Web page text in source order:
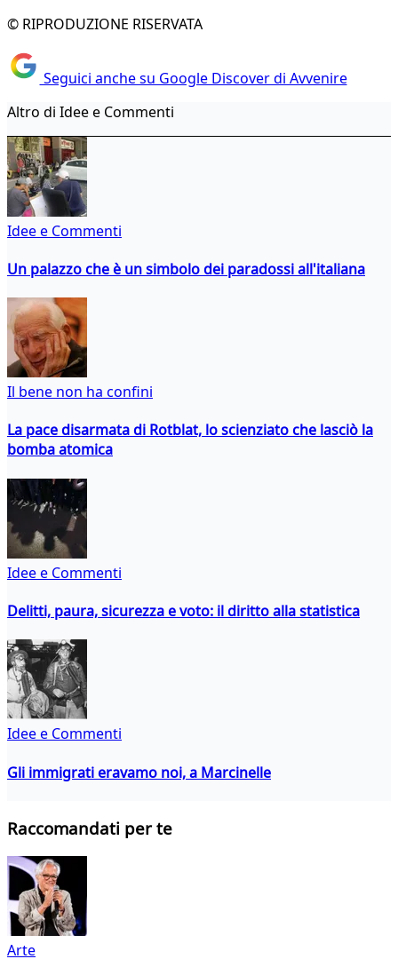
© RIPRODUZIONE RISERVATA
Seguici anche su Google Discover di Avvenire
Altro di Idee e Commenti
Idee e Commenti
Un palazzo che è un simbolo dei paradossi all'italiana
Il bene non ha confini
La pace disarmata di Rotblat, lo scienziato che lasciò la
bomba atomica
Idee e Commenti
Delitti, paura, sicurezza e voto: il diritto alla statistica
Idee e Commenti
Gli immigrati eravamo noi, a Marcinelle
Raccomandati per te
Arte